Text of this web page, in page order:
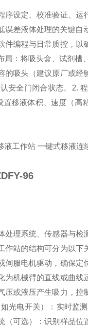
设定、校准验证、
误差液体处理的关键
编程与日常质控，以
局：将吸头盒、试剂槽
的吸头（建议原厂或
安全门闭合状态。 2.
置移液体积、速度（高
96
理系统、传感器与
作站的结构可分为以下
服电机驱动，确保定
为机械臂的直线或曲线
压或液压产生吸力，控
光电开关）：实时监
（可选）：识别样品位